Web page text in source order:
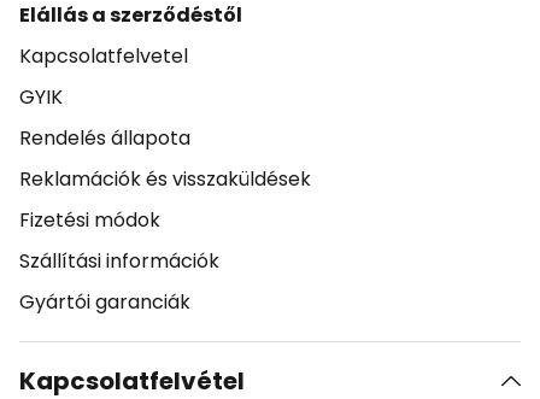
Elállás a szerződéstől
Kapcsolatfelvetel
GYIK
Rendelés állapota
Reklamációk és visszaküldések
Fizetési módok
Szállítási információk
Gyártói garanciák
Kapcsolatfelvétel